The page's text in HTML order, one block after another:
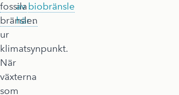
fossila
bränslen
ur
klimatsynpunkt.
När
växterna
som
avbiobränsle
här.